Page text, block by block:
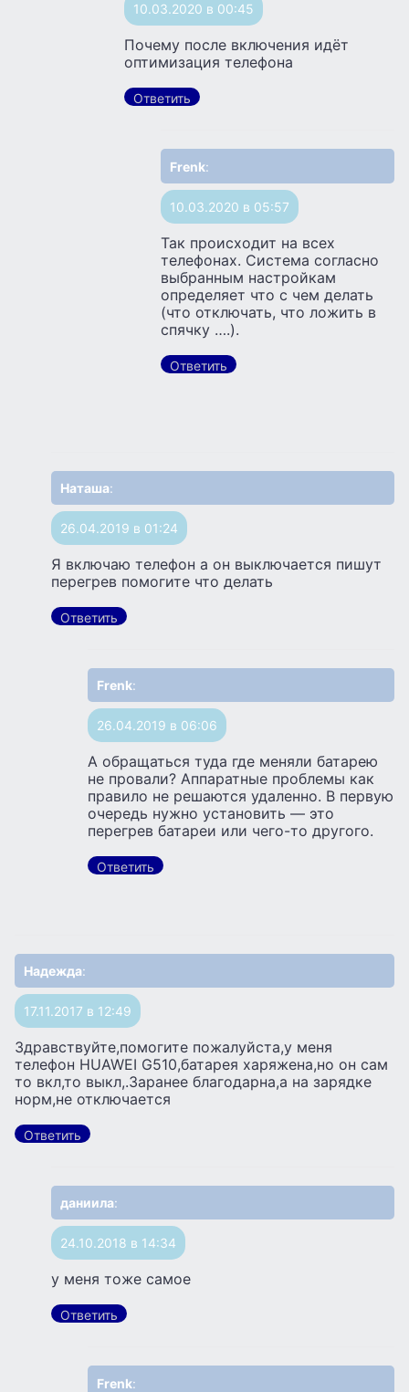
10.03.2020 в 00:45
Почему после включения идёт
оптимизация телефона
Ответить
Frenk:
10.03.2020 в 05:57
Так происходит на всех
телефонах. Система согласно
выбранным настройкам
определяет что с чем делать
(что отключать, что ложить в
спячку ….).
Ответить
Наташа:
26.04.2019 в 01:24
Я включаю телефон а он выключается пишут
перегрев помогите что делать
Ответить
Frenk:
26.04.2019 в 06:06
А обращаться туда где меняли батарею
не провали? Аппаратные проблемы как
правило не решаются удаленно. В первую
очередь нужно установить — это
перегрев батареи или чего-то другого.
Ответить
Надежда:
17.11.2017 в 12:49
Здравствуйте,помогите пожалуйста,у меня
телефон НUAWEI G510,батарея харяжена,но он сам
то вкл,то выкл,.Заранее благодарна,а на зарядке
норм,не отключается
Ответить
даниила:
24.10.2018 в 14:34
у меня тоже самое
Ответить
Frenk: